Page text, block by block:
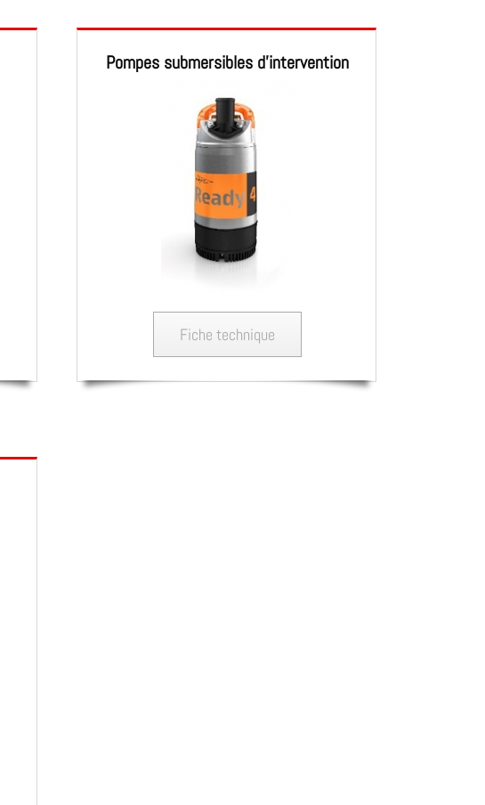
Pompes submersibles d’intervention
Fiche technique